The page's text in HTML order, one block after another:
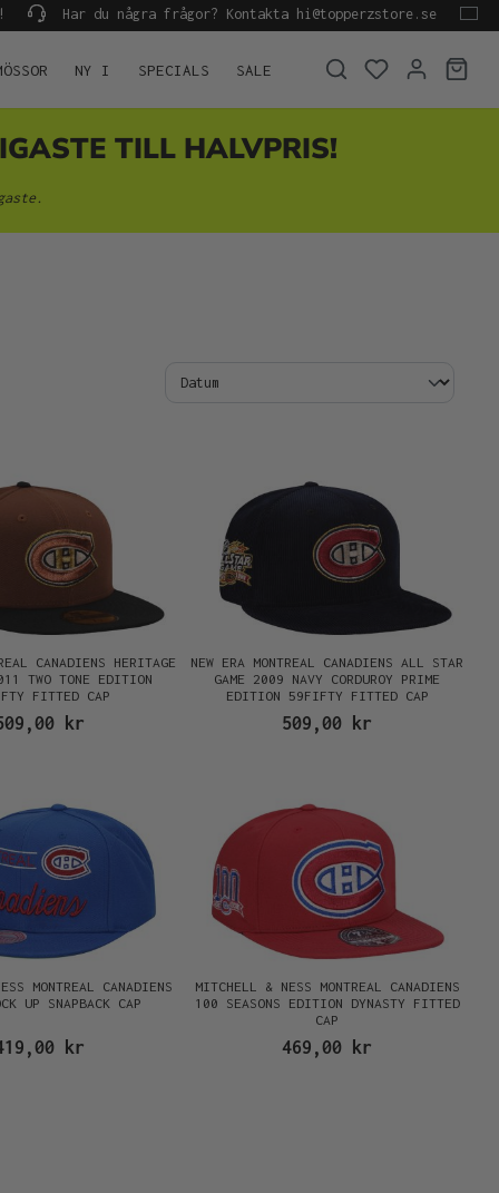
Har du några frågor? Kontakta hi@topperzstore.se
NY I SPECIALS SALE
TILL HALVPRIS!
CANADIENS HERITAGE
TWO TONE EDITION
FITTED CAP
kr
NEW ERA MONTREAL CANADIENS ALL STAR
GAME 2009 NAVY CORDUROY PRIME
EDITION 59FIFTY FITTED CAP
509,00 kr
MONTREAL CANADIENS
UP SNAPBACK CAP
kr
MITCHELL & NESS MONTREAL CANADIENS
100 SEASONS EDITION DYNASTY FITTED
CAP
469,00 kr